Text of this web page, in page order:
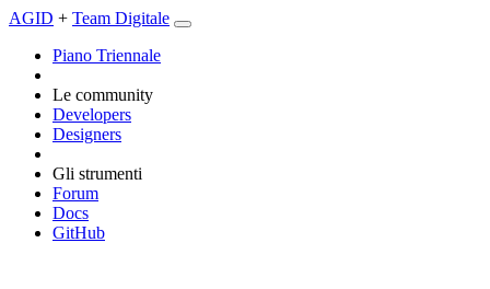
AGID + Team Digitale
Piano Triennale
Le community
Developers
Designers
Gli strumenti
Forum
Docs
GitHub